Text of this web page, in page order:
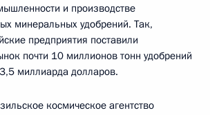
и производстве
минеральных удобрений. Так,
предприятия поставили
почти 10 миллионов тонн удобрений
миллиарда долларов.
космическое агентство